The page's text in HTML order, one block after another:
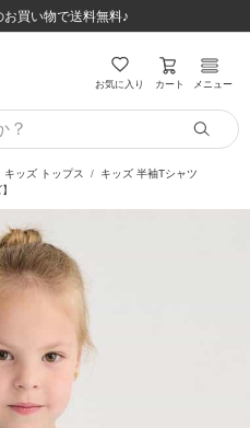
買い物で送料無料♪
水)お昼12:59まで！！
買い物で送料無料♪
水)お昼12:59まで！！
お気に入り カート メニュー
キッズ トップス
キッズ 半袖Tシャツ